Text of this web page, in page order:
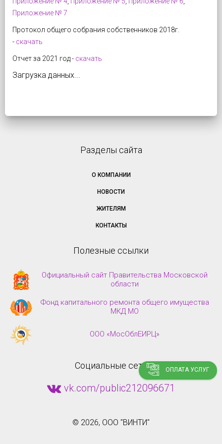
Приложение № 7
Протокол общего собрания собственников 2018г.
- скачать
Отчет за 2021 год - скачать
Загрузка данных...
ОПЛАТА УСЛУГ
Разделы сайта
О КОМПАНИИ
НОВОСТИ
ЖИТЕЛЯМ
КОНТАКТЫ
Полезные ссылки
Официальный сайт Правительства Московской
области
Фонд капитального ремонта общего имущества
МКД МО
ООО «МосОблЕИРЦ»
Социальные сети
vk.com/public212096671
© 2026, ООО "ВИНТИ"